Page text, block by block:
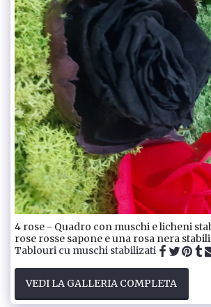
4 rose - Quadro con muschi e licheni
rose rosse sapone e una rosa nera
Tablouri cu muschi stabilizati
VEDI LA GALLERIA COMPLETA